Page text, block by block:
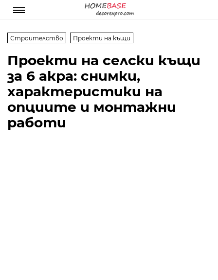
Строителство Проекти на къщи
Проекти на селски къщи
за 6 акра: снимки,
характеристики на
опциите и монтажни
работи